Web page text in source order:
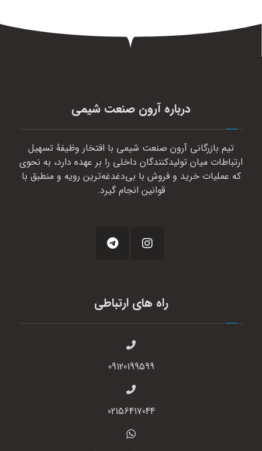
درباره آرون صنعت شیمی
تیم بازرگانی آرون صنعت شیمی با افتخار وظیفهٔ تسهیل
ارتباطات میان تولیدکنندگان داخلی را بر عهده دارد، به نحوی
که عملیات خرید و فروش با بی‌دغدغه‌ترین رویه و منطبق با
قوانین انجام گیرد.
راه های ارتباطی
09120199599
02156417044